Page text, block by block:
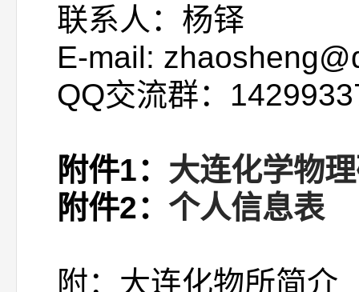
联系人：杨铎
E-mail:
QQ交流群：
附件1： 大连化学物
附件2： 个人信息表
附：大连化物所简介